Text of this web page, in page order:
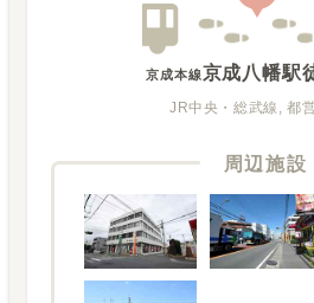
京成本線京成八幡駅
JR中央・総武線, 都
周辺施設